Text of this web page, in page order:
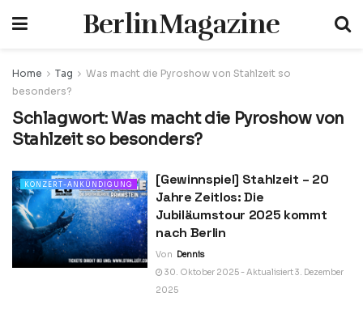
BerlinMagazine
Home Tag
Was macht die Pyroshow von Stahlzeit so
besonders?
Schlagwort:Was macht die Pyroshow von
Stahlzeit so besonders?
KONZERT-ANKÜNDIGUNG
[Gewinnspiel] Stahlzeit – 20
Jahre Zeitlos: Die
Jubiläumstour 2025 kommt
nach Berlin
Von Dennis
30. Oktober 2025 - Aktualisiert 3. Dezember
2025